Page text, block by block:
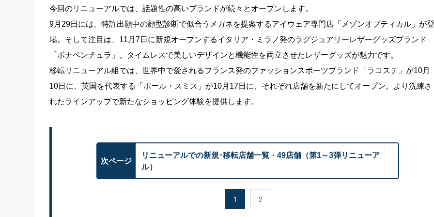
今回のリニューアルでは、話題性の高いブランドが続々とオープンします。
9月29日には、特許出願中の顔型診断で似合うメガネを提案するアイウェア専門店「メゾンオプティカル」が登
場。そして注目は、11月7日に新規オープンするイタリア・ミラノ発のラグジュアリーレザーグッズブランド
「ボナベンチュラ」。タイムレスで美しいデザインと機能性を両立させたレザーグッズが魅力です。
移転リニューアル組では、世界中で愛されるフランス発のファッションスポーツブランド「ラコステ」が10月
10日に、英国を代表する「ポール・スミス」が10月17日に、それぞれ店舗を新たにしてオープン。より洗練さ
れたラインアップで新たなショッピング体験を提供します。
次ページ
リニューアルでの新規･移転店舗一覧・49店舗（第1～3弾リニューア
ル）
1 2